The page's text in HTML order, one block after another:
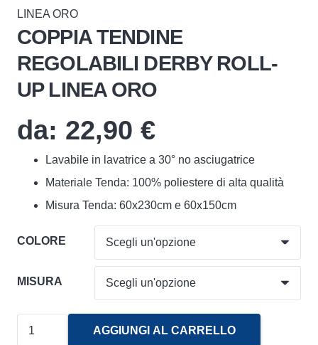
LINEA ORO
COPPIA TENDINE
REGOLABILI DERBY ROLL-
UP LINEA ORO
da: 22,90 €
Lavabile in lavatrice a 30° no asciugatrice
Materiale Tenda: 100% poliestere di alta qualità
Misura Tenda: 60x230cm e 60x150cm
COLORE
MISURA
AGGIUNGI AL CARRELLO